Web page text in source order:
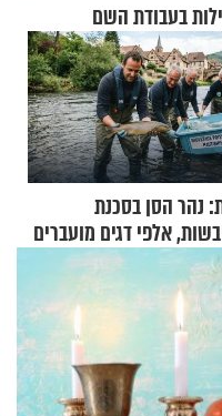
בעבודת השם
נהר הסן בסכנת
אלפי דגים מועברים
חילוץ